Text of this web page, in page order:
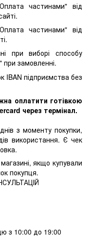
частинами" від
частинами" від
при виборі способу
при замовленні.
IBAN підприємства без
оплатити готівкою
через термінал.
з моменту покупки,
використання. Є чек
якщо купували
покупця.
з 10:00 до 19:00